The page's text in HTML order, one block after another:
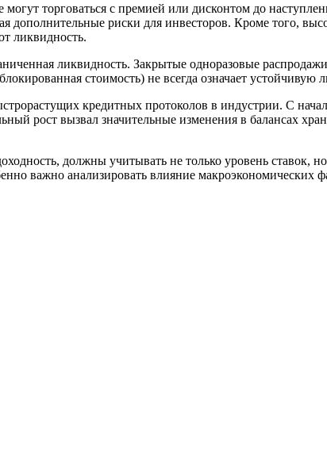
торговаться с премией или дисконтом до
дополнительные риски для инвесторов. Кроме того,
ликвидность.
ликвидность. Закрытые одноразовые
стоимость) не всегда означает устойчивую
кредитных протоколов в индустрии. С
рост вызвал значительные изменения в балансах
должны учитывать не только уровень
важно анализировать влияние макроэкономических